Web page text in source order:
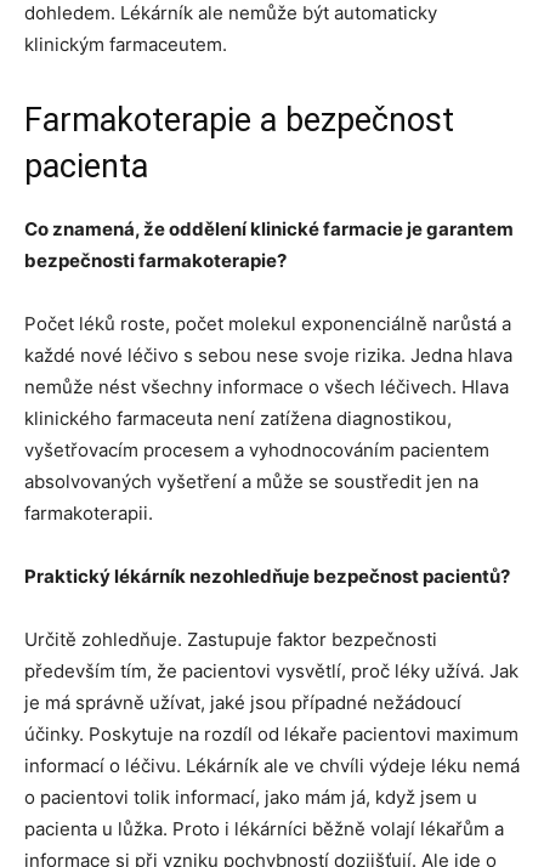
dohledem. Lékárník ale nemůže být automaticky
klinickým farmaceutem.
Farmakoterapie a bezpečnost
pacienta
Co znamená, že oddělení klinické farmacie je garantem
bezpečnosti farmakoterapie?
Počet léků roste, počet molekul exponenciálně narůstá a
každé nové léčivo s sebou nese svoje rizika. Jedna hlava
nemůže nést všechny informace o všech léčivech. Hlava
klinického farmaceuta není zatížena diagnostikou,
vyšetřovacím procesem a vyhodnocováním pacientem
absolvovaných vyšetření a může se soustředit jen na
farmakoterapii.
Praktický lékárník nezohledňuje bezpečnost pacientů?
Určitě zohledňuje. Zastupuje faktor bezpečnosti
především tím, že pacientovi vysvětlí, proč léky užívá. Jak
je má správně užívat, jaké jsou případné nežádoucí
účinky. Poskytuje na rozdíl od lékaře pacientovi maximum
informací o léčivu. Lékárník ale ve chvíli výdeje léku nemá
o pacientovi tolik informací, jako mám já, když jsem u
pacienta u lůžka. Proto i lékárníci běžně volají lékařům a
informace si při vzniku pochybností dozjišťují. Ale jde o